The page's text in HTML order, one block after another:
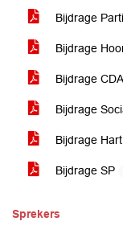
Bijdrage
Bijdrage
Bijdrage
Bijdrage
Bijdrage
Bijdrage SP
Sprekers